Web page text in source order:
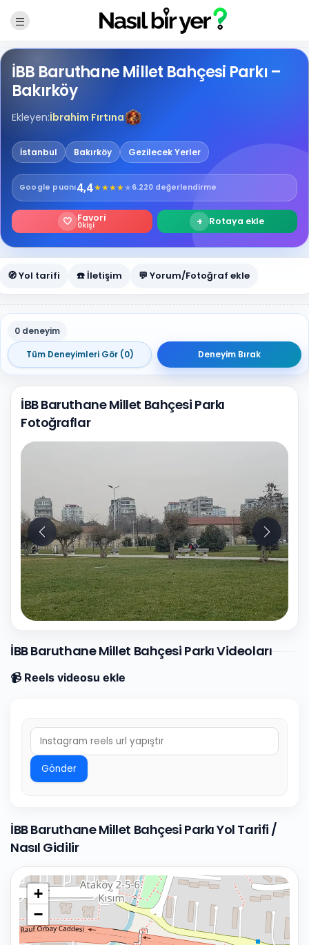
İBB Baruthane Millet Bahçesi Parkı –
Bakırköy
Ekleyen:İbrahim Fırtına
İstanbul Bakırköy Gezilecek Yerler
Google puanı4,4★★★★★ 6.220 değerlendirme
🤍 Favori
0kişi + Rotaya ekle
🧭 Yol tarifi ☎️ İletişim 💬 Yorum/Fotoğraf ekle
0 deneyim
Tüm Deneyimleri Gör (0)
Deneyim Bırak
İBB Baruthane Millet Bahçesi Parkı
Fotoğraflar
İBB Baruthane Millet Bahçesi Parkı Videoları
📹 Reels videosu ekle
Gönder
İBB Baruthane Millet Bahçesi Parkı Yol Tarifi /
Nasıl Gidilir
+
−